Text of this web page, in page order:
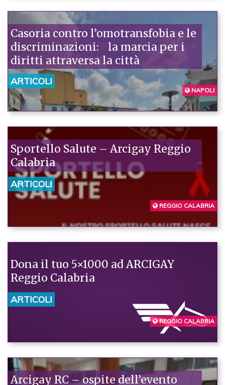
Casoria contro l’omotransfobia e le
discriminazioni: la marcia per i
diritti attraversa la città
ARTICOLI
NAPOLI
Sportello Salute – Arcigay Reggio
Calabria
ARTICOLI
REGGIO CALABRIA
Dona il tuo 5×1000 ad ARCIGAY
Reggio Calabria
ARTICOLI
REGGIO CALABRIA
Arcigay RC – ospite dell’evento